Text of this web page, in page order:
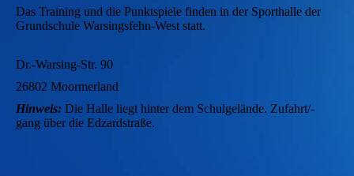
Das Training und die Punktspiele finden in der Sporthalle der
Grundschule Warsingsfehn-West statt.
Dr.-Warsing-Str. 90
26802 Moormerland
Hinweis: Die Halle liegt hinter dem Schulgelände. Zufahrt/-
gang über die Edzardstraße.